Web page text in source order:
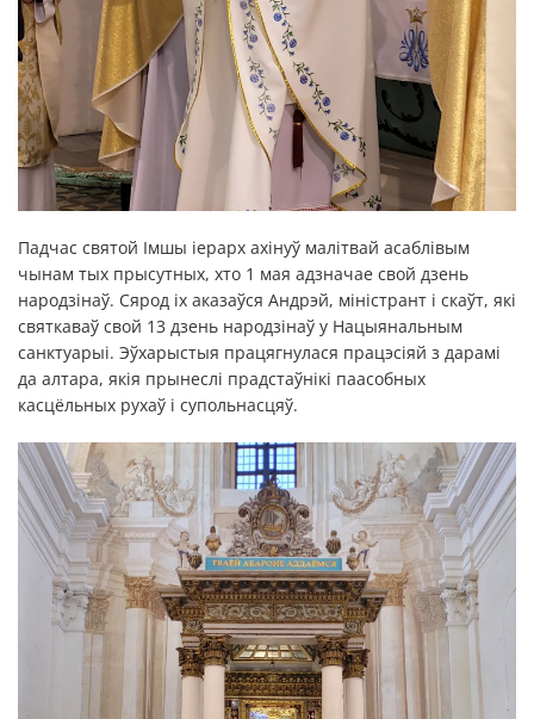
Падчас святой Імшы іерарх ахінуў малітвай асаблівым
чынам тых прысутных, хто 1 мая адзначае свой дзень
народзінаў. Сярод іх аказаўся Андрэй, міністрант і скаўт, які
святкаваў свой 13 дзень народзінаў у Нацыянальным
санктуарыі. Эўхарыстыя працягнулася працэсіяй з дарамі
да алтара, якія прынеслі прадстаўнікі паасобных
касцёльных рухаў і супольнасцяў.